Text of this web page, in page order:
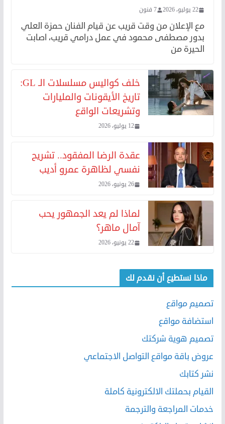
22 يوليو، 2026 7 فنون
مع الإعلان من وقت قريب عن قيام الفنان حمزة العلي
بدور مصطفى محمود في عمل درامي قريب، اصابت
الحيرة من
خلف كواليس مسلسلات الـ GL:
تاريخ الأيقونات والمليارات
وتشريعات الواقع
12 يوليو، 2026
عقدة الرضا المفقود.. تشريح
نفسي لظاهرة عمرو أديب
26 يونيو، 2026
لماذا لم يعد الجمهور يحب
آمال ماهر؟
22 يونيو، 2026
ماذا نستطيع أن نقدم لك
تصميم مواقع
استضافة مواقع
تصميم هوية شركتك
عروض باقة مواقع التواصل الاجتماعي
نشر كتابك
القيام بحملتك الالكترونية كاملة
خدمات المراجعة والترجمة